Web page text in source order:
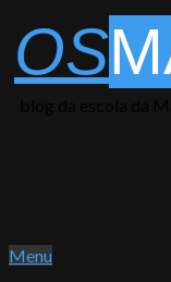
to
content
OS
Primary
Menu